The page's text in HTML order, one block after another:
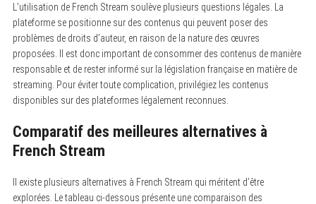
L’utilisation de French Stream soulève plusieurs questions légales. La
plateforme se positionne sur des contenus qui peuvent poser des
problèmes de droits d’auteur, en raison de la nature des œuvres
proposées. Il est donc important de consommer des contenus de manière
responsable et de rester informé sur la législation française en matière de
streaming. Pour éviter toute complication, privilégiez les contenus
disponibles sur des plateformes légalement reconnues.
Comparatif des meilleures alternatives à
French Stream
Il existe plusieurs alternatives à French Stream qui méritent d’être
explorées. Le tableau ci-dessous présente une comparaison des